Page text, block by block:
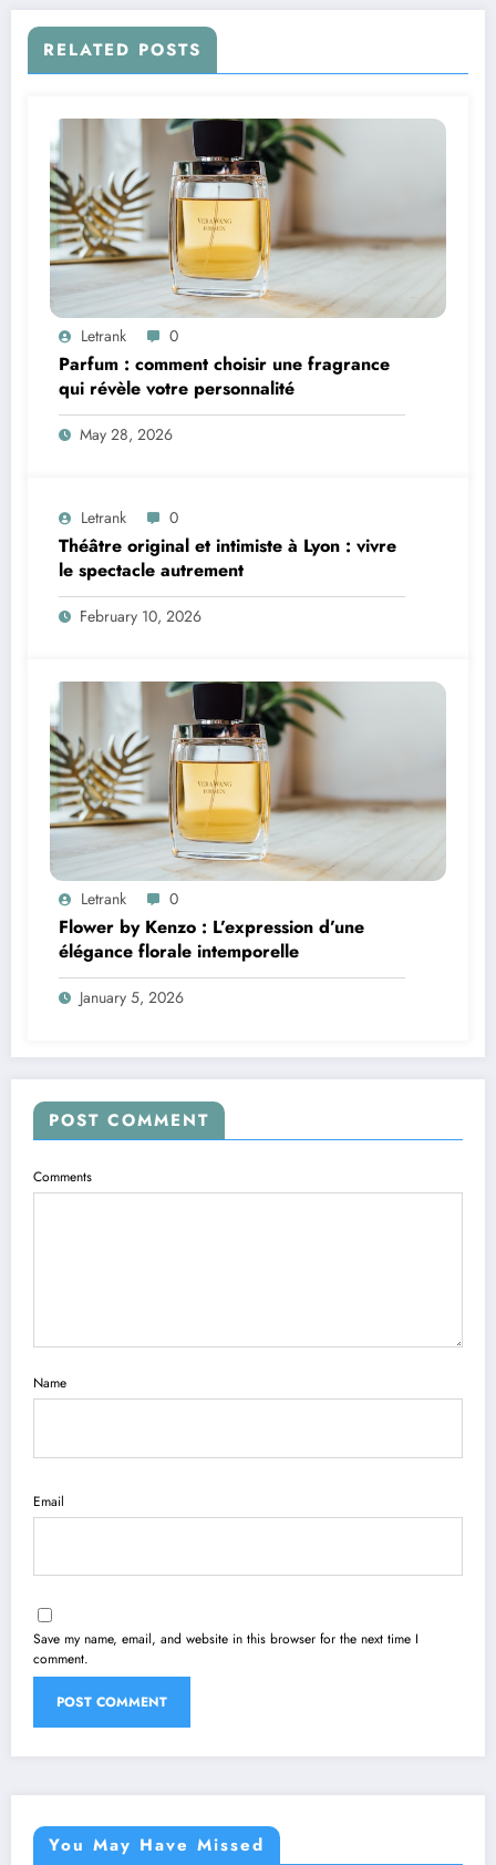
RELATED POSTS
Letrank 0
Parfum : comment choisir une fragrance
qui révèle votre personnalité
May 28, 2026
Letrank 0
Théâtre original et intimiste à Lyon : vivre
le spectacle autrement
February 10, 2026
Letrank 0
Flower by Kenzo : L’expression d’une
élégance florale intemporelle
January 5, 2026
POST COMMENT
Comments
Name
Email
Save my name, email, and website in this browser for the next time I
comment.
You May Have Missed